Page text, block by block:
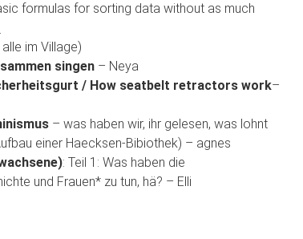
formulas for sorting data without as much
im Village)
singen– Neya
/ How seatbelt retractors work–
– was haben wir, ihr gelesen, was lohnt
einer Haecksen-Bibiothek) – agnes
: Teil 1: Was haben die
und Frauen* zu tun, hä? – Elli